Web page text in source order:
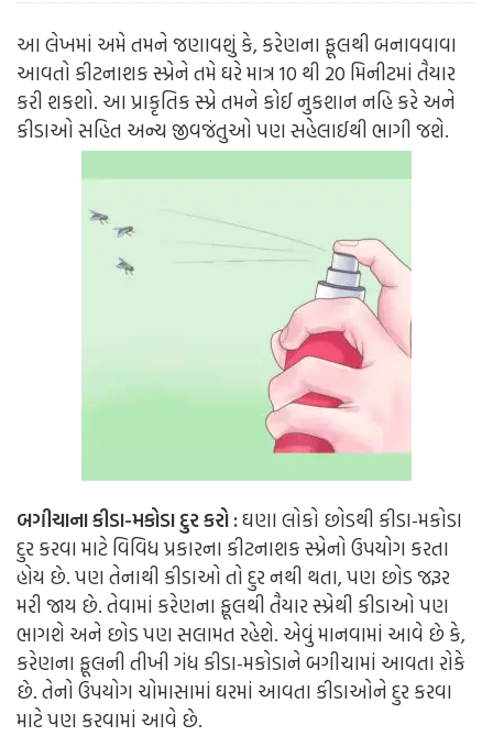
આ લેખમાં અમે તમને જણાવશું કે, કરેણના ફૂલથી બનાવવાવા
આવતો કીટનાશક સ્પ્રેને તમે ઘરે માત્ર 10 થી 20 મિનીટમાં તૈયાર
કરી શકશો. આ પ્રાકૃતિક સ્પ્રે તમને કોઈ નુકશાન નહિ કરે અને
કીડાઓ સહિત અન્ય જીવજંતુઓ પણ સહેલાઈથી ભાગી જશે.
બગીચાના કીડા-મકોડા દુર કરો :ઘણા લોકો છોડથી કીડા-મકોડા
દુર કરવા માટે વિવિધ પ્રકારના કીટનાશક સ્પ્રેનો ઉપયોગ કરતા
હોય છે. પણ તેનાથી કીડાઓ તો દુર નથી થતા, પણ છોડ જરૂર
મરી જાય છે. તેવામાં કરેણના ફૂલથી તૈયાર સ્પ્રેથી કીડાઓ પણ
ભાગશે અને છોડ પણ સલામત રહેશે. એવું માનવામાં આવે છે કે,
કરેણના ફૂલની તીખી ગંધ કીડા-મકોડાને બગીચામાં આવતા રોકે
છે. તેનો ઉપયોગ ચોમાસામાં ઘરમાં આવતા કીડાઓને દુર કરવા
માટે પણ કરવામાં આવે છે.